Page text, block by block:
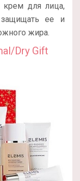
крем для лица,
ее и
жира.
Dry Gift